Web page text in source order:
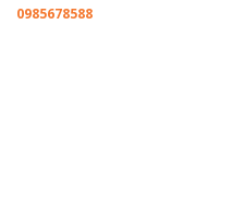
0985678588